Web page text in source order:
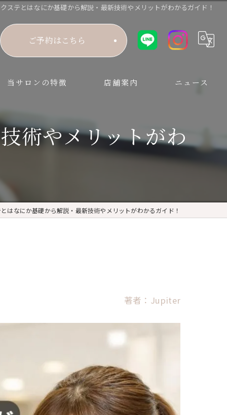
ステとはなにか基礎から解説・最新技術やメリットがわかるガイド！
ご予約はこちら
当サロンの特徴
毛エクステ
まつ毛エクステ
店舗案内 ニュース
術やメリットがわ
はなにか基礎から解説・最新技術やメリットがわかるガイド！
著者：Jupiter